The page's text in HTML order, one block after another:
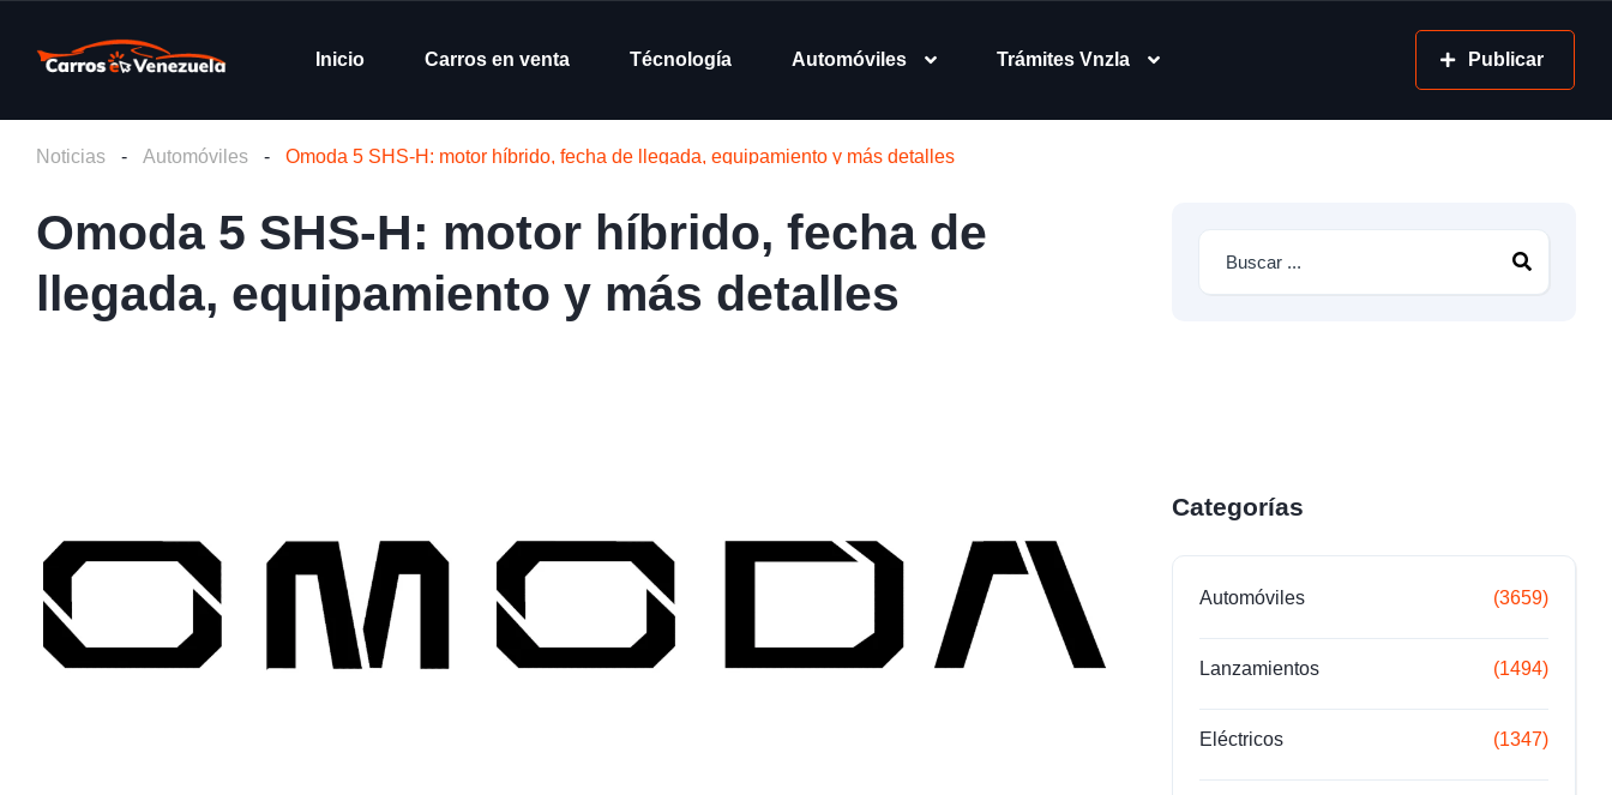
Inicio Carros en venta Técnología Automóviles Trámites Vnzla Publicar
Noticias - Automóviles - Omoda 5 SHS-H: motor híbrido, fecha de llegada, equipamiento y más detalles
Omoda 5 SHS-H: motor híbrido, fecha de
llegada, equipamiento y más detalles
Categorías
Automóviles (3659)
Lanzamientos (1494)
Eléctricos (1347)